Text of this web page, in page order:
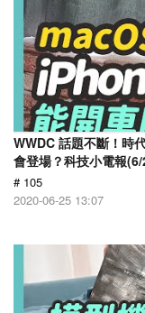
WWDC 話題不斷！時
會登場？科技小電報
# 105
2020-06-25 13:07